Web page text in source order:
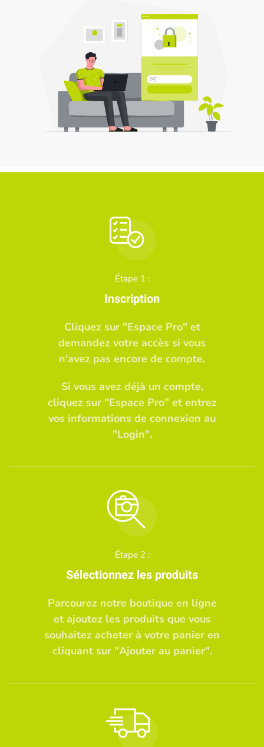
Étape 1 :
Inscription
Cliquez sur "Espace Pro" et
demandez votre accès si vous
n'avez pas encore de compte.
Si vous avez déjà un compte,
cliquez sur "Espace Pro" et entrez
vos informations de connexion au
"Login".
Étape 2 :
Sélectionnez les produits
Parcourez notre boutique en ligne
et ajoutez les produits que vous
souhaitez acheter à votre panier en
cliquant sur "Ajouter au panier".